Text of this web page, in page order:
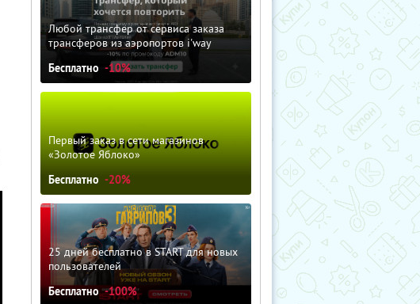
Любой трансфер от сервиса заказа
трансферов из аэропортов i'way
Бесплатно -10%
Первый заказ в сети магазинов
«Золотое Яблоко»
Бесплатно -20%
25 дней бесплатно в START для новых
пользователей
Бесплатно -100%